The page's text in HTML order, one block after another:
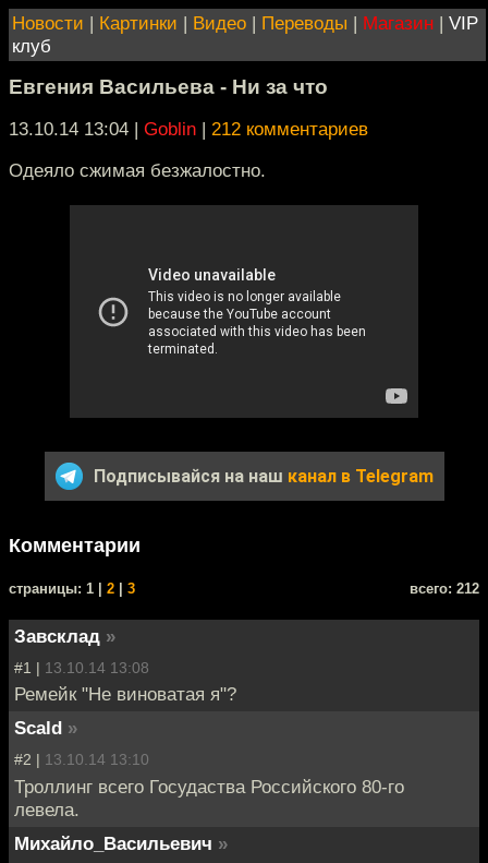
Новости | Картинки | Видео | Переводы | Магазин | VIP
клуб
Евгения Васильева - Ни за что
13.10.14 13:04 | Goblin | 212 комментариев
Одеяло сжимая безжалостно.
Подписывайся на наш канал в Telegram
Комментарии
cтраницы: 1 | 2 3 всего: 212
Завсклад »
#1 | 13.10.14 13:08
Ремейк "Не виноватая я"?
Scald »
#2 | 13.10.14 13:10
Троллинг всего Госудаства Российского 80-го
левела.
Михайло_Васильевич »